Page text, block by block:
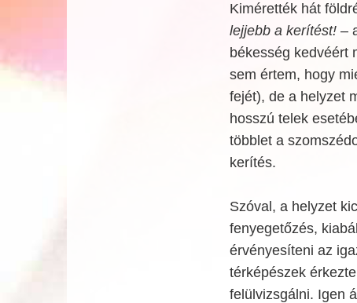
Kimérették hát
lejjebb a kerítést!–
békesség kedvéért
sem értem, hogy
fejét), de a helyzet
hosszú telek
többlet a
kerítés.
Szóval, a helyzet
fenyegetőzés,
érvényesíteni az
térképészek
felülvizsgálni. Igen